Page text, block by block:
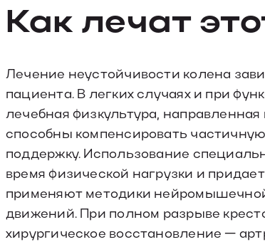
Как лечат
Лечение неустойчивости колена
пациента. В легких случаях и при
лечебная физкультура,
способны компенсировать
поддержку. Использование
время физической нагрузки и
применяют методики
движений. При полном разрыве
хирургическое восстановление —